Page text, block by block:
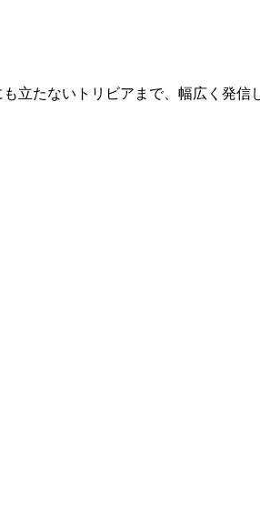
立たないトリビアまで、幅広く発信